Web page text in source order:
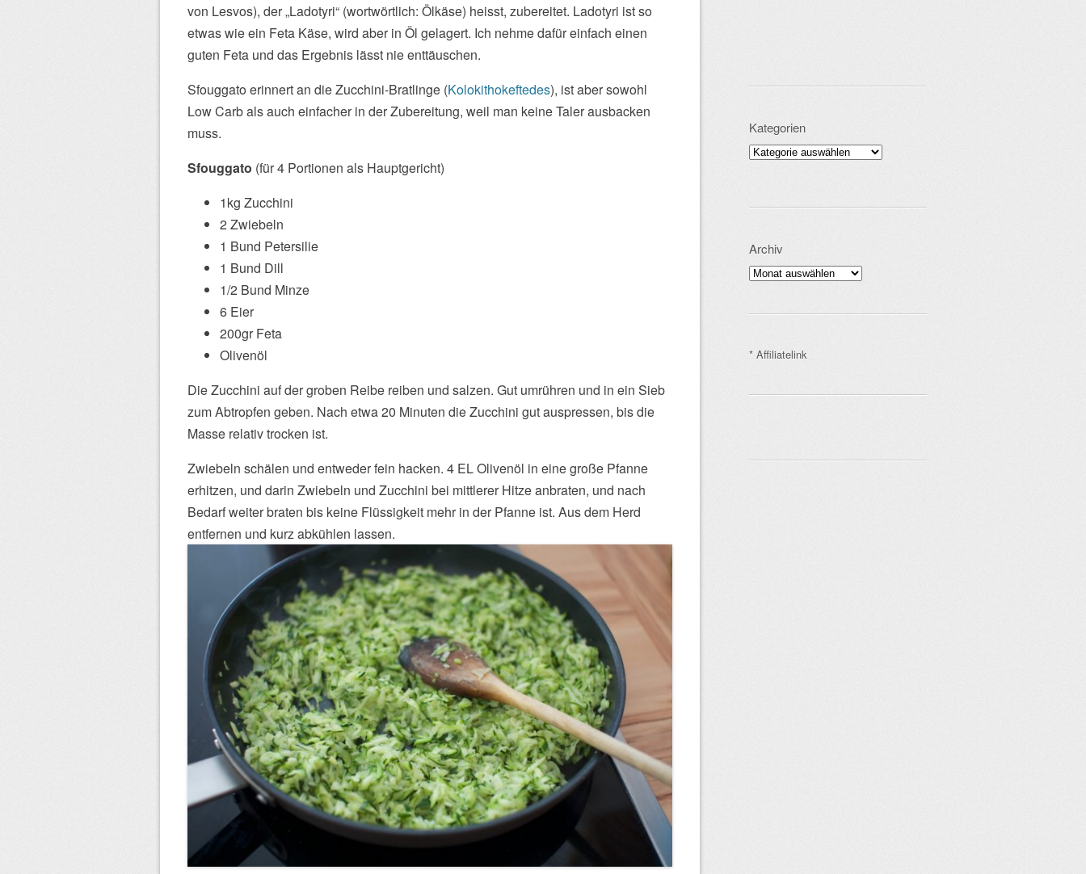
von Lesvos), der „Ladotyri“ (wortwörtlich: Ölkäse) heisst, zubereitet. Ladotyri ist so
etwas wie ein Feta Käse, wird aber in Öl gelagert. Ich nehme dafür einfach einen
guten Feta und das Ergebnis lässt nie enttäuschen.
Sfouggato erinnert an die Zucchini-Bratlinge (Kolokithokeftedes), ist aber sowohl
Low Carb als auch einfacher in der Zubereitung, weil man keine Taler ausbacken
muss.
Sfouggato (für 4 Portionen als Hauptgericht)
1kg Zucchini
2 Zwiebeln
1 Bund Petersilie
1 Bund Dill
1/2 Bund Minze
6 Eier
200gr Feta
Olivenöl
Die Zucchini auf der groben Reibe reiben und salzen. Gut umrühren und in ein Sieb
zum Abtropfen geben. Nach etwa 20 Minuten die Zucchini gut auspressen, bis die
Masse relativ trocken ist.
Zwiebeln schälen und entweder fein hacken. 4 EL Olivenöl in eine große Pfanne
erhitzen, und darin Zwiebeln und Zucchini bei mittlerer Hitze anbraten, und nach
Bedarf weiter braten bis keine Flüssigkeit mehr in der Pfanne ist. Aus dem Herd
entfernen und kurz abkühlen lassen.
Kategorien
Kategorien
Archiv
Archiv
* Affiliatelink